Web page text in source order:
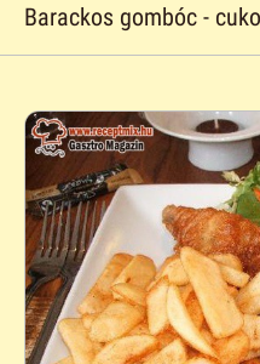
Barackos gombóc -